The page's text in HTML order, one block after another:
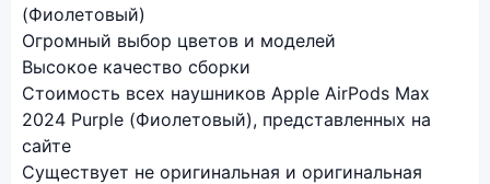
(Фиолетовый)
Огромный выбор цветов и моделей
Высокое качество сборки
Стоимость всех наушников Apple AirPods Max
2024 Purple (Фиолетовый), представленных на
сайте
Существует не оригинальная и оригинальная